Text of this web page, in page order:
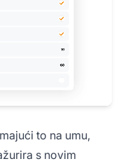
to na umu,
s novim